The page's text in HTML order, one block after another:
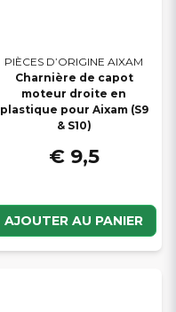
PIÈCES D’ORIGINE AIXAM
Charnière de capot
moteur droite en
plastique pour Aixam (S9
& S10)
€ 9,5
AJOUTER AU PANIER